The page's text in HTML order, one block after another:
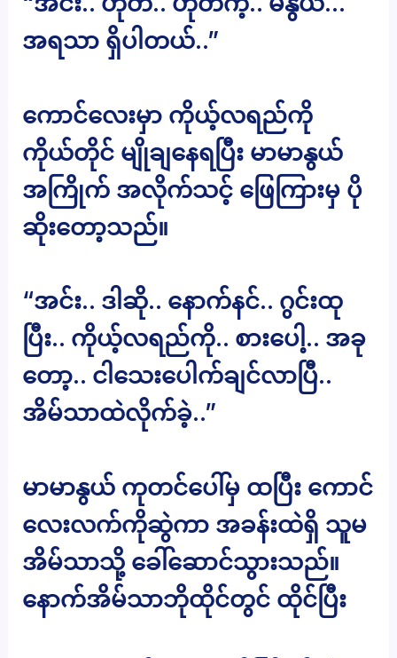
အရသာ ရှိပါတယ်..”
ကောင်လေးမှာ ကိုယ့်လရည်ကို
ကိုယ်တိုင် မျိုချနေရပြီး မာမာနွယ်
အကြိုက် အလိုက်သင့် ဖြေကြားမှ ပို
ဆိုးတော့သည်။
“အင်း.. ဒါဆို.. နောက်နင်.. ဂွင်းထု
ပြီး.. ကိုယ့်လရည်ကို.. စားပေါ့.. အခု
တော့.. ငါသေးပေါက်ချင်လာပြီ..
အိမ်သာထဲလိုက်ခဲ့..”
မာမာနွယ် ကုတင်ပေါ်မှ ထပြီး ကောင်
လေးလက်ကိုဆွဲကာ အခန်းထဲရှိ သူမ
အိမ်သာသို့ ခေါ်ဆောင်သွားသည်။
နောက်အိမ်သာဘိုထိုင်တွင် ထိုင်ပြီး